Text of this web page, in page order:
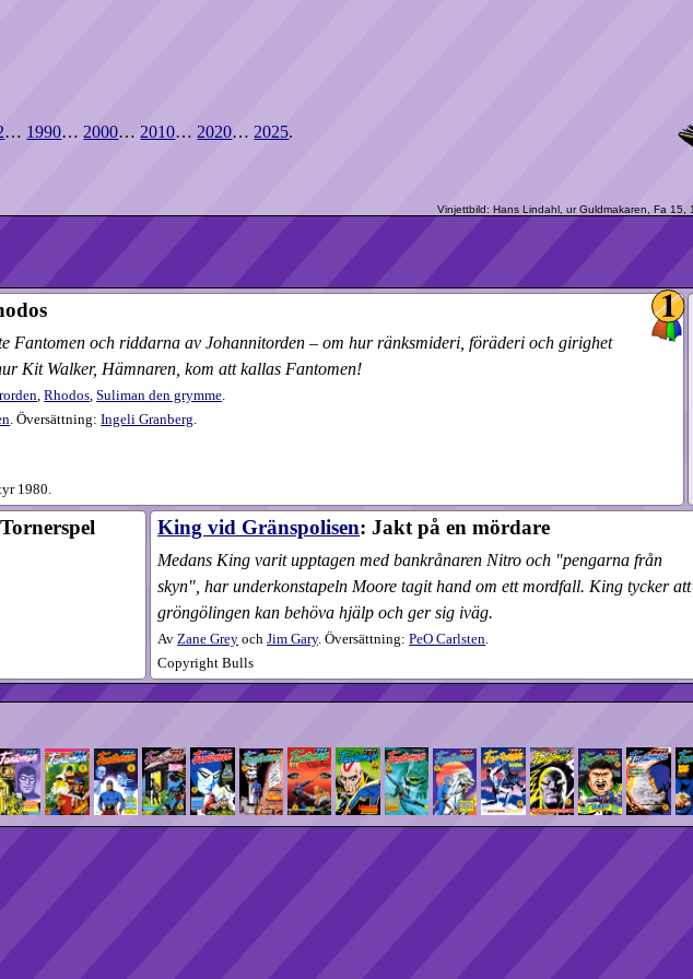
… 1990… 2000… 2010… 2020… 2025.
Fantomen och riddarna av Johannitorden – om hur ränksmideri, föräderi och girighet
Kit Walker, Hämnaren, kom att kallas Fantomen!
,Rhodos,Suliman den grymme.
. Översättning:Ingeli Granberg
1980.
King vid Gränspolisen: Jakt på en mördare
Medans King varit upptagen med bankrånaren Nitro och "pengarna från
skyn", har underkonstapeln Moore tagit hand om ett mordfall. King tycker att
gröngölingen kan behöva hjälp och ger sig iväg.
AvZane Grey ochJim Gary. Översättning:PeO Carlsten.
Copyright Bulls